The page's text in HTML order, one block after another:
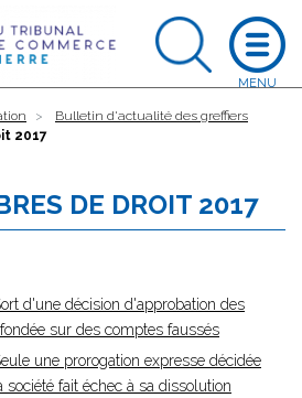
Bulletin d'actualité des greffiers
2017
DE DROIT 2017
d'une décision d'approbation des
sur des comptes faussés
une prorogation expresse décidée
fait échec à sa dissolution